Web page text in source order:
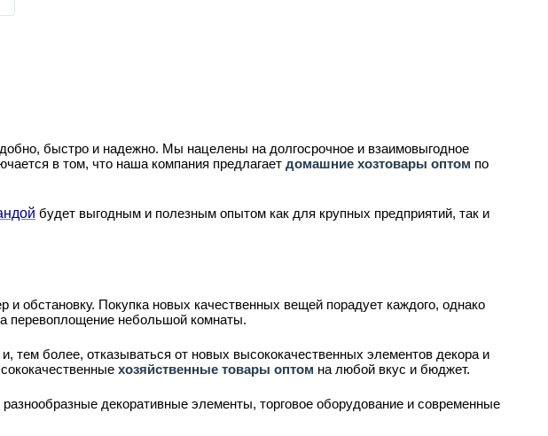
быстро и надежно. Мы нацелены на долгосрочное и взаимовыгодное
в том, что наша компания предлагает домашние хозтовары оптом по
будет выгодным и полезным опытом как для крупных предприятий, так и
обстановку. Покупка новых качественных вещей порадует каждого, однако
перевоплощение небольшой комнаты.
более, отказываться от новых высококачественных элементов декора и
хозяйственные товары оптом на любой вкус и бюджет.
декоративные элементы, торговое оборудование и современные